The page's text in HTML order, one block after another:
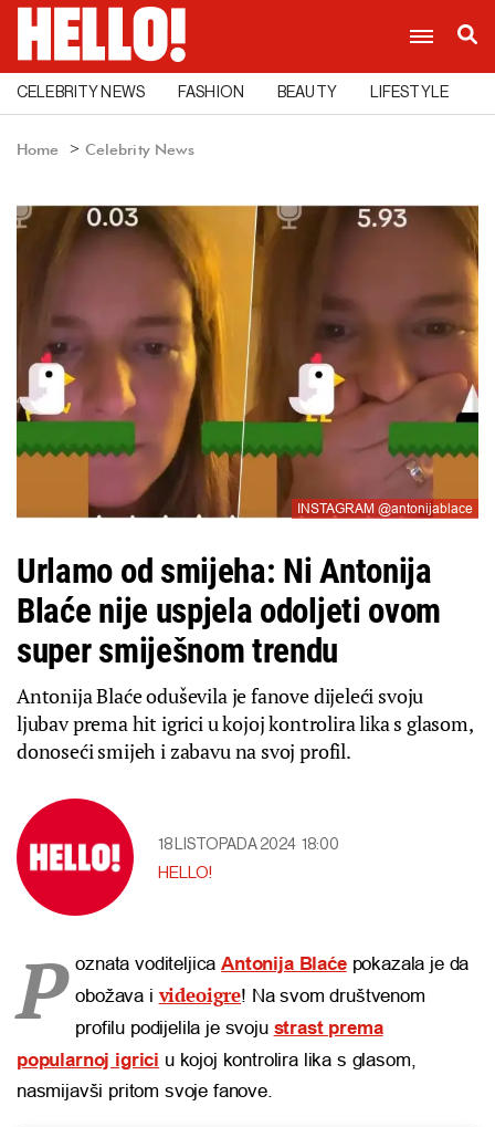
CELEBRITY NEWS FASHION BEAUTY LIFESTYLE
Home Celebrity News
INSTAGRAM @antonijablace
Urlamo od smijeha: Ni Antonija
Blaće nije uspjela odoljeti ovom
super smiješnom trendu
Antonija Blaće oduševila je fanove dijeleći svoju
ljubav prema hit igrici u kojoj kontrolira lika s glasom,
donoseći smijeh i zabavu na svoj profil.
18 LISTOPADA 2024 18:00
HELLO!
P oznata voditeljicaAntonija Blaćepokazala je da
obožava ivideoigre! Na svom društvenom
profilu podijelila je svoju strast prema
popularnoj igrici u kojoj kontrolira lika s glasom,
nasmijavši pritom svoje fanove.